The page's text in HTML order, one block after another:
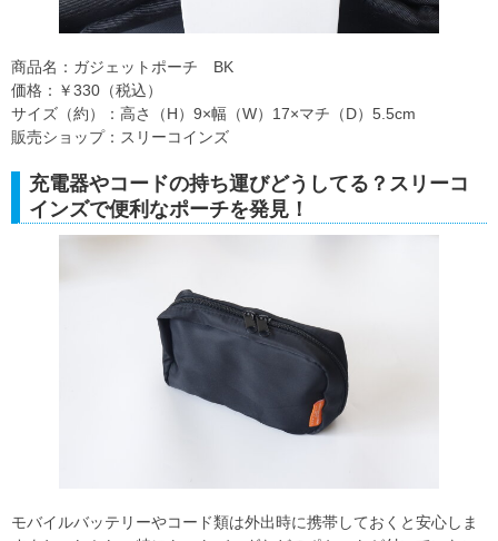
商品名：ガジェットポーチ BK
価格：￥330（税込）
サイズ（約）：高さ（H）9×幅（W）17×マチ（D）5.5cm
販売ショップ：スリーコインズ
充電器やコードの持ち運びどうしてる？スリーコ
インズで便利なポーチを発見！
モバイルバッテリーやコード類は外出時に携帯しておくと安心しま